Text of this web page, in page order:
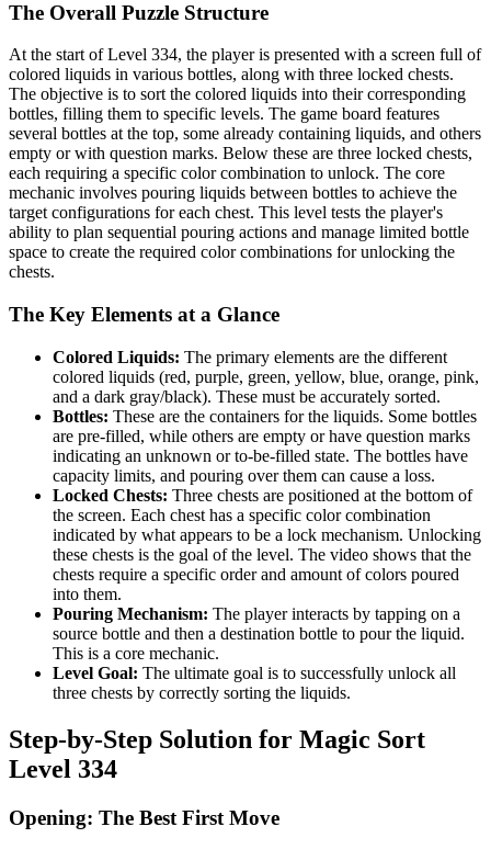
The Overall Puzzle Structure
At the start of Level 334, the player is presented with a screen full of
colored liquids in various bottles, along with three locked chests.
The objective is to sort the colored liquids into their corresponding
bottles, filling them to specific levels. The game board features
several bottles at the top, some already containing liquids, and others
empty or with question marks. Below these are three locked chests,
each requiring a specific color combination to unlock. The core
mechanic involves pouring liquids between bottles to achieve the
target configurations for each chest. This level tests the player's
ability to plan sequential pouring actions and manage limited bottle
space to create the required color combinations for unlocking the
chests.
The Key Elements at a Glance
Colored Liquids: The primary elements are the different
colored liquids (red, purple, green, yellow, blue, orange, pink,
and a dark gray/black). These must be accurately sorted.
Bottles: These are the containers for the liquids. Some bottles
are pre-filled, while others are empty or have question marks
indicating an unknown or to-be-filled state. The bottles have
capacity limits, and pouring over them can cause a loss.
Locked Chests: Three chests are positioned at the bottom of
the screen. Each chest has a specific color combination
indicated by what appears to be a lock mechanism. Unlocking
these chests is the goal of the level. The video shows that the
chests require a specific order and amount of colors poured
into them.
Pouring Mechanism: The player interacts by tapping on a
source bottle and then a destination bottle to pour the liquid.
This is a core mechanic.
Level Goal: The ultimate goal is to successfully unlock all
three chests by correctly sorting the liquids.
Step-by-Step Solution for Magic Sort
Level 334
Opening: The Best First Move